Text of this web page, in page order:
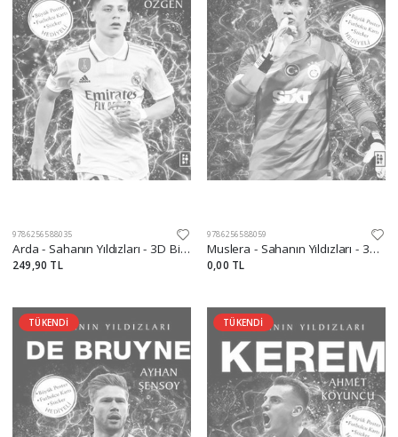
9786256588035
Arda - Sahanın Yıldızları - 3D Biblo Hediyeli!
249,90 TL
9786256588059
Muslera - Sahanın Yıldızları - 3D Biblo Hediyeli!
0,00 TL
TÜKENDİ TÜKENDİ